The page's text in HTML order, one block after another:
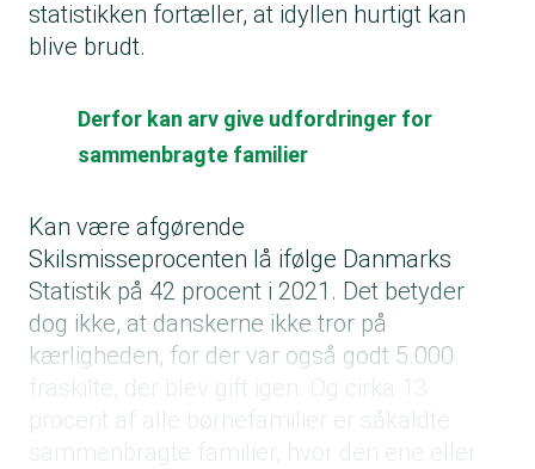
statistikken fortæller, at idyllen hurtigt kan
blive brudt.
Derfor kan arv give udfordringer for
sammenbragte familier
Kan være afgørende
Skilsmisseprocenten lå ifølge Danmarks
Statistik på 42 procent i 2021. Det betyder
dog ikke, at danskerne ikke tror på
kærligheden, for der var også godt 5.000
procent af alle børnefamilier er såkaldte
sammenbragte familier, hvor den ene eller